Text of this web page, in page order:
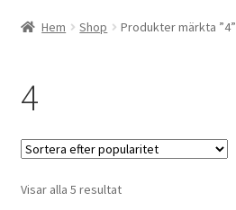
Slangar & fälgband
Beställning
Hem Shop Produkter märkta ”4”
4
Visar alla 5 resultatSortera